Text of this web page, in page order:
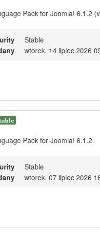
Pack for Joomla! 6.1.2
Stable
wtorek, 14 lipiec 2026
Pack for Joomla! 6.1.2
Stable
wtorek, 07 lipiec 2026